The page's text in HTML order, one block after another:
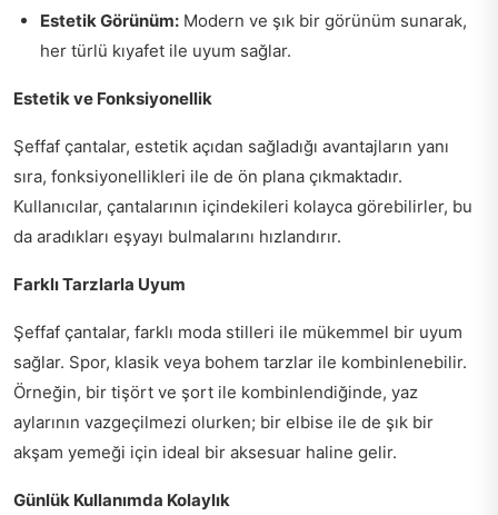
Estetik Görünüm: Modern ve şık bir görünüm sunarak,
her türlü kıyafet ile uyum sağlar.
Estetik ve Fonksiyonellik
Şeffaf çantalar, estetik açıdan sağladığı avantajların yanı
sıra, fonksiyonellikleri ile de ön plana çıkmaktadır.
Kullanıcılar, çantalarının içindekileri kolayca görebilirler, bu
da aradıkları eşyayı bulmalarını hızlandırır.
Farklı Tarzlarla Uyum
Şeffaf çantalar, farklı moda stilleri ile mükemmel bir uyum
sağlar. Spor, klasik veya bohem tarzlar ile kombinlenebilir.
Örneğin, bir tişört ve şort ile kombinlendiğinde, yaz
aylarının vazgeçilmezi olurken; bir elbise ile de şık bir
akşam yemeği için ideal bir aksesuar haline gelir.
Günlük Kullanımda Kolaylık